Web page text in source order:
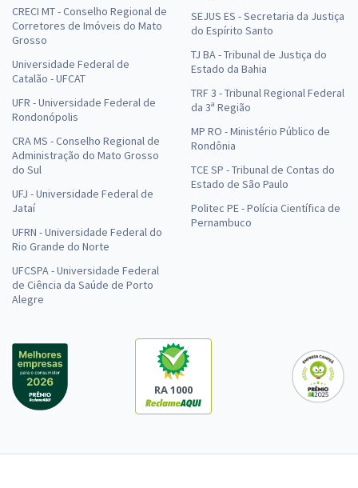
CRECI MT - Conselho Regional de
Corretores de Imóveis do Mato
Grosso
Universidade Federal de
Catalão - UFCAT
UFR - Universidade Federal de
Rondonópolis
CRA MS - Conselho Regional de
Administração do Mato Grosso
do Sul
UFJ - Universidade Federal de
Jataí
UFRN - Universidade Federal do
Rio Grande do Norte
UFCSPA - Universidade Federal
de Ciência da Saúde de Porto
Alegre
SEJUS ES - Secretaria da Justiça
do Espírito Santo
TJ BA - Tribunal de Justiça do
Estado da Bahia
TRF 3 - Tribunal Regional Federal
da 3ª Região
MP RO - Ministério Público de
Rondônia
TCE SP - Tribunal de Contas do
Estado de São Paulo
Politec PE - Polícia Científica de
Pernambuco
RA 1000